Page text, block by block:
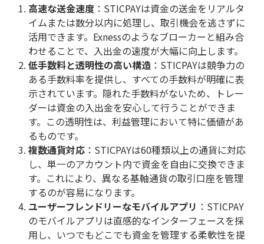
高速な送金速度 ：STICPAYは資金の送金をリアルタ
イムまたは数分以内に処理し、取引機会を逃さずに
活用できます。Exnessのようなブローカーと組み合
わせることで、入出金の速度が大幅に向上します。
低手数料と透明性の高い構造 ：STICPAYは競争力の
ある手数料率を提供し、すべての手数料が明確に表
示されています。隠れた手数料がないため、トレー
ダーは資金の入出金を安心して行うことができま
す。この透明性は、利益管理において特に価値があ
るものです。
複数通貨対応 ：STICPAYは60種類以上の通貨に対応
し、単一のアカウント内で資金を自由に交換できま
す。これにより、異なる基軸通貨の取引口座を管理
するのが容易になります。
ユーザーフレンドリーなモバイルアプリ ：STICPAY
のモバイルアプリは直感的なインターフェースを採
用し、いつでもどこでも資金を管理する柔軟性を提